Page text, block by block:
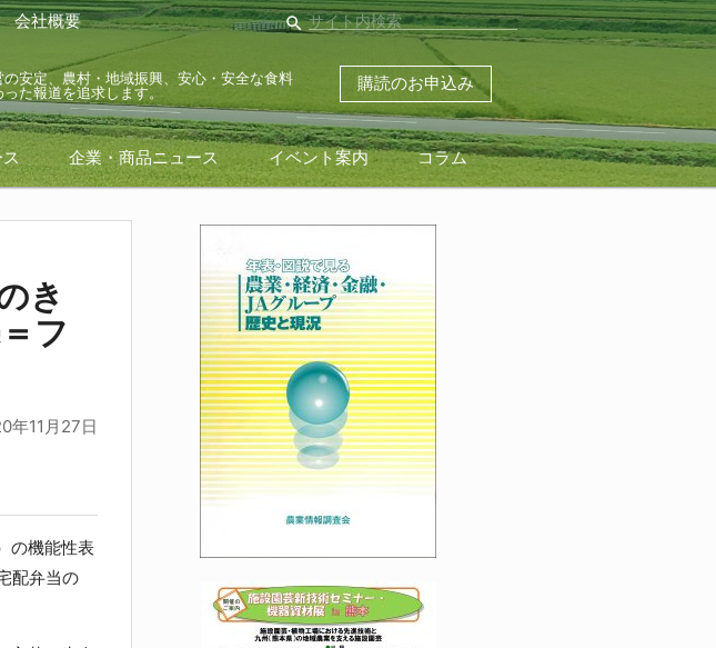
会社概要 search
安定、農村・地域振興、安心・安全な食料
た報道を追求します。
購読のお申込み
企業・商品ニュース イベント案内 コラム
き
フ
年11月27日
の機能性表
配弁当の